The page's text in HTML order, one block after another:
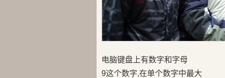
电脑键盘上有数字和字母
9这个数字,在单个数字中最大